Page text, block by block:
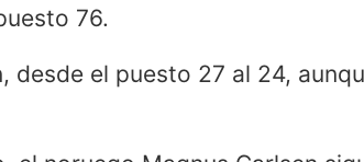
76.
desde el puesto 27 al 24,